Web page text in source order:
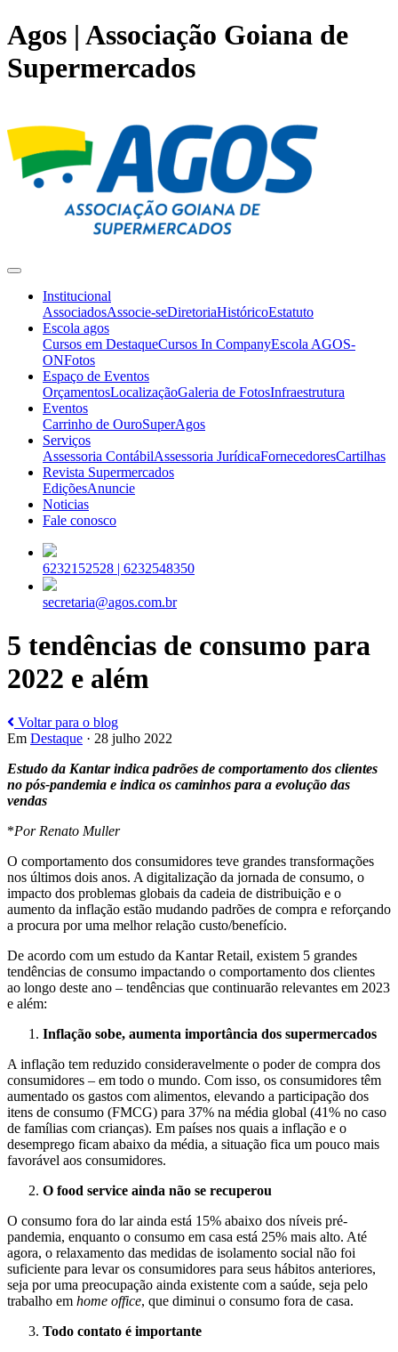
Agos | Associação Goiana de
Supermercados
Institucional
AssociadosAssocie-seDiretoriaHistóricoEstatuto
Escola agos
Cursos em DestaqueCursos In CompanyEscola AGOS-
ONFotos
Espaço de Eventos
OrçamentosLocalizaçãoGaleria de FotosInfraestrutura
Eventos
Carrinho de OuroSuperAgos
Serviços
Assessoria ContábilAssessoria JurídicaFornecedoresCartilhas
Revista Supermercados
EdiçõesAnuncie
Noticias
Fale conosco
6232152528 | 6232548350
secretaria@agos.com.br
5 tendências de consumo para
2022 e além
Voltar para o blog
Em Destaque · 28 julho 2022
Estudo da Kantar indica padrões de comportamento dos clientes
no pós-pandemia e indica os caminhos para a evolução das
vendas
*Por Renato Muller
O comportamento dos consumidores teve grandes transformações
nos últimos dois anos. A digitalização da jornada de consumo, o
impacto dos problemas globais da cadeia de distribuição e o
aumento da inflação estão mudando padrões de compra e reforçando
a procura por uma melhor relação custo/benefício.
De acordo com um estudo da Kantar Retail, existem 5 grandes
tendências de consumo impactando o comportamento dos clientes
ao longo deste ano – tendências que continuarão relevantes em 2023
e além:
Inflação sobe, aumenta importância dos supermercados
A inflação tem reduzido consideravelmente o poder de compra dos
consumidores – em todo o mundo. Com isso, os consumidores têm
aumentado os gastos com alimentos, elevando a participação dos
itens de consumo (FMCG) para 37% na média global (41% no caso
de famílias com crianças). Em países nos quais a inflação e o
desemprego ficam abaixo da média, a situação fica um pouco mais
favorável aos consumidores.
O food service ainda não se recuperou
O consumo fora do lar ainda está 15% abaixo dos níveis pré-
pandemia, enquanto o consumo em casa está 25% mais alto. Até
agora, o relaxamento das medidas de isolamento social não foi
suficiente para levar os consumidores para seus hábitos anteriores,
seja por uma preocupação ainda existente com a saúde, seja pelo
trabalho em home office, que diminui o consumo fora de casa.
Todo contato é importante